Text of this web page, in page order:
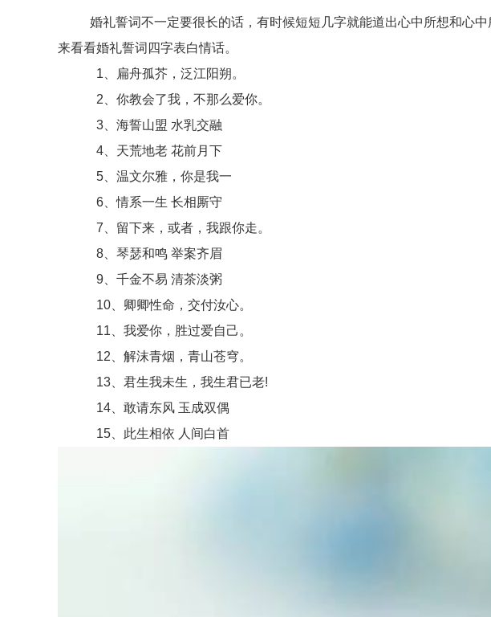
婚礼誓词不一定要很长的话，有时候短短几字就能道出心中所想和心
来看看婚礼誓词四字表白情话。
1、扁舟孤芥，泛江阳朔。
2、你教会了我，不那么爱你。
3、海誓山盟 水乳交融
4、天荒地老 花前月下
5、温文尔雅，你是我一
6、情系一生 长相厮守
7、留下来，或者，我跟你走。
8、琴瑟和鸣 举案齐眉
9、千金不易 清茶淡粥
10、卿卿性命，交付汝心。
11、我爱你，胜过爱自己。
12、解沫青烟，青山苍穹。
13、君生我未生，我生君已老!
14、敢请东风 玉成双偶
15、此生相依 人间白首